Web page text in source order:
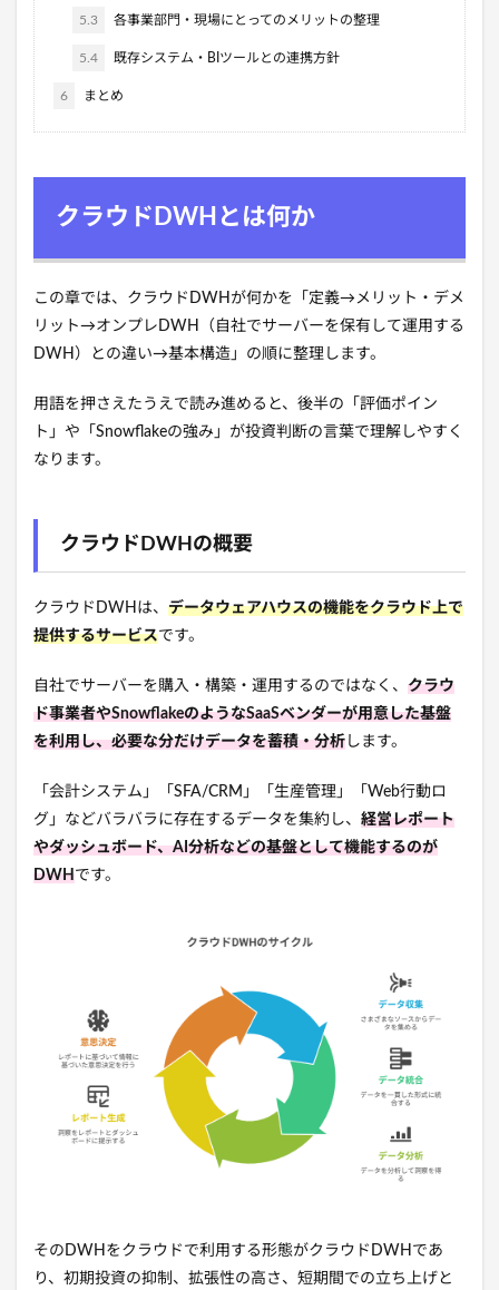
5.3 各事業部門・現場にとってのメリットの整理
5.4 既存システム・BIツールとの連携方針
6 まとめ
クラウドDWHとは何か
この章では、クラウドDWHが何かを「定義→メリット・デメ
リット→オンプレDWH（自社でサーバーを保有して運用する
DWH）との違い→基本構造」の順に整理します。
用語を押さえたうえで読み進めると、後半の「評価ポイン
ト」や「Snowflakeの強み」が投資判断の言葉で理解しやすく
なります。
クラウドDWHの概要
クラウドDWHは、 データウェアハウスの機能をクラウド上で
提供するサービスです。
自社でサーバーを購入・構築・運用するのではなく、 クラウ
ド事業者やSnowflakeのようなSaaSベンダーが用意した基盤
を利用し、必要な分だけデータを蓄積・分析 します。
「会計システム」「SFA/CRM」「生産管理」「Web行動ロ
グ」などバラバラに存在するデータを集約し、 経営レポート
やダッシュボード、AI分析などの基盤として機能するのが
DWHです。
そのDWHをクラウドで利用する形態がクラウドDWHであ
り、初期投資の抑制、拡張性の高さ、短期間での立ち上げと